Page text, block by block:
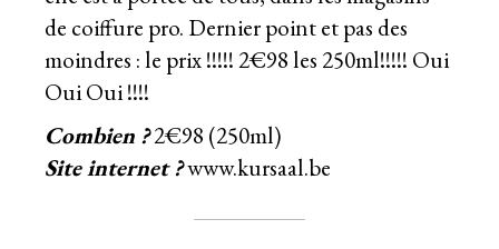
de coiffure pro. Dernier point et pas des
moindres : le prix !!!!! 2€98 les 250ml!!!!! Oui
Oui Oui !!!!
Combien ?2€98 (250ml)
Site internet ?www.kursaal.be